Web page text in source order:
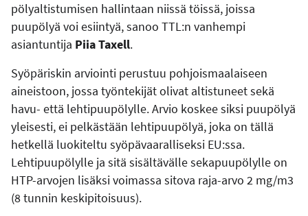
pölyaltistumisen hallintaan niissä töissä, joissa
puupölyä voi esiintyä, sanoo TTL:n vanhempi
asiantuntija Piia Taxell.
Syöpäriskin arviointi perustuu pohjoismaalaiseen
aineistoon, jossa työntekijät olivat altistuneet sekä
havu- että lehtipuupölylle. Arvio koskee siksi puupölyä
yleisesti, ei pelkästään lehtipuupölyä, joka on tällä
hetkellä luokiteltu syöpävaaralliseksi EU:ssa.
Lehtipuupölylle ja sitä sisältävälle sekapuupölylle on
HTP-arvojen lisäksi voimassa sitova raja-arvo 2 mg/m3
(8 tunnin keskipitoisuus).